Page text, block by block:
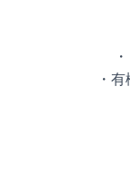
・